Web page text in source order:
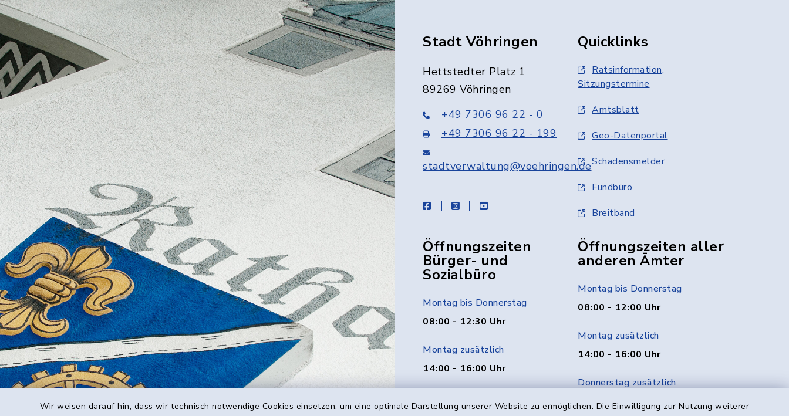
Wir weisen darauf hin, dass wir technisch notwendige Cookies einsetzen, um eine optimale Darstellung unserer Website zu ermöglichen. Die Einwilligung zur Nutzung weiterer
Stadt Vöhringen
Hettstedter Platz 1
89269 Vöhringen
+49 7306 96 22 - 0
+49 7306 96 22 - 199
stadtverwaltung@voehringen.de
facebookinstagramyoutube
Quicklinks
Ratsinformation,
Sitzungstermine
Amtsblatt
Geo-Datenportal
Schadensmelder
Fundbüro
Breitband
Öffnungszeiten
Bürger- und
Sozialbüro
Montag bis Donnerstag
08:00 - 12:30 Uhr
Montag zusätzlich
14:00 - 16:00 Uhr
Öffnungszeiten aller
anderen Ämter
Montag bis Donnerstag
08:00 - 12:00 Uhr
Montag zusätzlich
14:00 - 16:00 Uhr
Donnerstag zusätzlich
14:00 - 18:00 Uhr